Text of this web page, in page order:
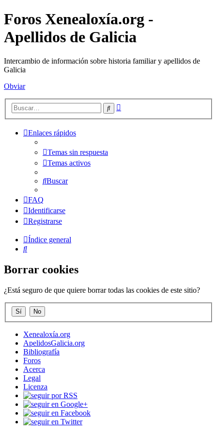
Foros Xenealoxía.org -
Apellidos de Galicia
Intercambio de información sobre historia familiar y apellidos de
Galicia
Obviar
Buscar
Enlaces rápidos
Temas sin respuesta
Temas activos
Buscar
FAQ
Identificarse
Registrarse
Índice general
Buscar
Borrar cookies
¿Está seguro de que quiere borrar todas las cookies de este sitio?
Xenealoxía.org
ApelidosGalicia.org
Bibliografía
Foros
Acerca
Legal
Licenza